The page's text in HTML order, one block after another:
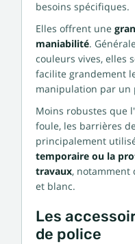
besoins spécifiques.
Elles offrent une
maniabilité.
couleurs vives, elles
facilite grandement
manipulation par un
Moins robustes que
foule, les barrières
principalement
temporaire ou la
travaux, notamment
et blanc.
Les
de police